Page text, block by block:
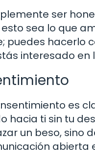
ser
sea lo que
puedes hacerlo
interesado en
es
hacia ti sin tu
un beso, sino